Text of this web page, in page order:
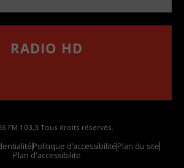
RADIO HD
FM 103,3 Tous droits réservés.
Politique d’accessibilitéPlan du site
Plan d'accessibilite